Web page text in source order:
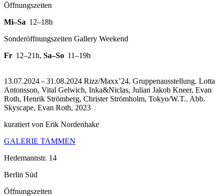
Öffnungszeiten
Mi–Sa 12–18h
Sonderöffnungszeiten Gallery Weekend
Fr 12–21h, Sa–So 11–19h
13.07.2024 – 31.08.2024 Rizz/Maxx’24. Gruppenausstellung. Lotta
Antonsson, Vital Gelwich, Inka&Niclas, Julian Jakob Kneer, Evan
Roth, Henrik Strömberg, Christer Strömholm, Tokyo/W.T.. Abb.
Skyscape, Evan Roth, 2023
kuratiert von Erik Nordenhake
GALERIE TAMMEN
Hedemannstr. 14
Berlin Süd
Öffnungszeiten